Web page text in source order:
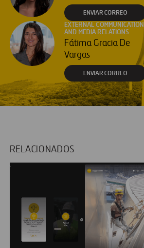
ENVIAR CORREO
EXTERNAL COMMUNICATION
AND MEDIA RELATIONS
Fátima Gracia De
Vargas
ENVIAR CORREO
RELACIONADOS